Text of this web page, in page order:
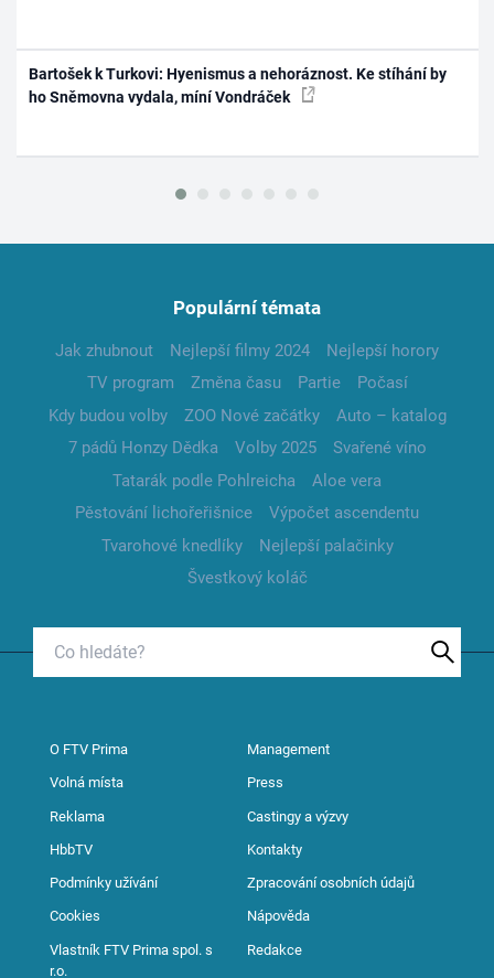
Bartošek k Turkovi: Hyenismus a nehoráznost. Ke stíhání by
ho Sněmovna vydala, míní Vondráček
Populární témata
Jak zhubnout Nejlepší filmy 2024
Nejlepší horory
TV program
Změna času Partie
Počasí
Kdy budou volby
ZOO Nové začátky
Auto – katalog
7 pádů Honzy Dědka
Volby 2025
Svařené víno
Tatarák podle Pohlreicha
Aloe vera
Pěstování lichořeřišnice
Výpočet ascendentu
Tvarohové knedlíky
Nejlepší palačinky
Švestkový koláč
O FTV Prima Management
Volná místa Press
Reklama Castingy a výzvy
HbbTV Kontakty
Podmínky užívání Zpracování osobních údajů
Cookies Nápověda
Vlastník FTV Prima spol. s
r.o.
Redakce